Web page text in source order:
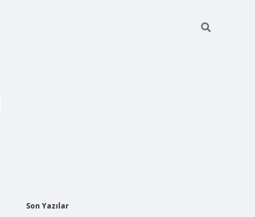
Son Yazılar